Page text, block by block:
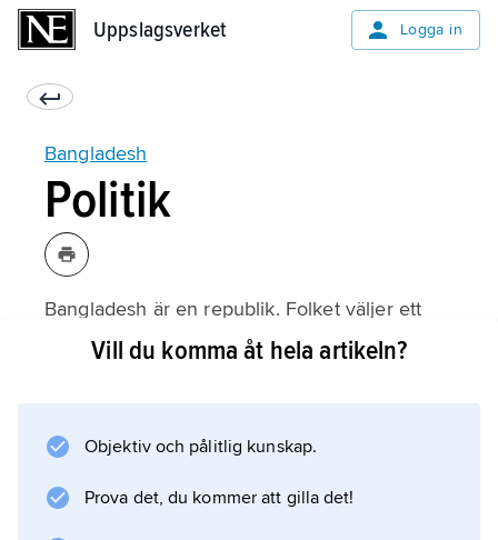
Uppslagsverket Logga in
Bangladesh
Politik
Bangladesh är en republik. Folket väljer ett
parlament som beslutar om lagar och skatter.
och regeringen som styr landet.
Vill du komma åt hela artikeln?
Objektiv och pålitlig kunskap.
Prova det, du kommer att gilla det!